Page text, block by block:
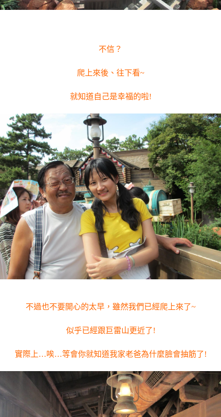
不信？
爬上來後、往下看~
就知道自己是幸福的啦!
不過也不要開心的太早，雖然我們已經爬上來了~
似乎已經跟巨雷山更近了!
實際上…唉…等會你就知道我家老爸為什麼臉會抽筋了!